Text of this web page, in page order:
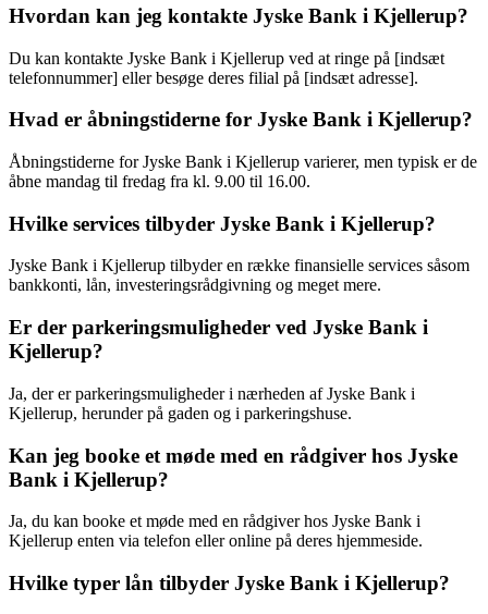
Hvordan kan jeg kontakte Jyske Bank i Kjellerup?
Du kan kontakte Jyske Bank i Kjellerup ved at ringe på [indsæt
telefonnummer] eller besøge deres filial på [indsæt adresse].
Hvad er åbningstiderne for Jyske Bank i Kjellerup?
Åbningstiderne for Jyske Bank i Kjellerup varierer, men typisk er de
åbne mandag til fredag fra kl. 9.00 til 16.00.
Hvilke services tilbyder Jyske Bank i Kjellerup?
Jyske Bank i Kjellerup tilbyder en række finansielle services såsom
bankkonti, lån, investeringsrådgivning og meget mere.
Er der parkeringsmuligheder ved Jyske Bank i
Kjellerup?
Ja, der er parkeringsmuligheder i nærheden af Jyske Bank i
Kjellerup, herunder på gaden og i parkeringshuse.
Kan jeg booke et møde med en rådgiver hos Jyske
Bank i Kjellerup?
Ja, du kan booke et møde med en rådgiver hos Jyske Bank i
Kjellerup enten via telefon eller online på deres hjemmeside.
Hvilke typer lån tilbyder Jyske Bank i Kjellerup?